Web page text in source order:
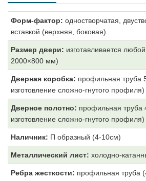
Форм-фактор: одностворчатая,
вставкой (верхняя, боковая)
Размер двери: изготавливается
2000×800 мм)
Дверная коробка: профильная труба
изготовление сложно-гнутого профиля)
Дверное полотно: профильная
изготовление сложно-гнутого профиля)
Наличник: П образный (4-10см)
Металлический лист: холодно-
Ребра жесткости: профильная труба